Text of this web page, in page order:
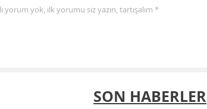
yorum yok, ilk yorumu siz yazın, tartışalım *
SON HABERLER